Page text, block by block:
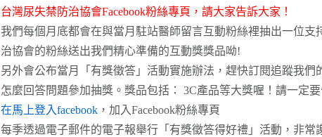
台灣尿失禁防治協會Facebook粉絲專頁，請大家告訴大家！
我們每個月底都會在與當月駐站醫師留言互動粉絲裡抽出一位支
治協會的粉絲送出我們精心準備的互動獎獎品呦!
另外會公布當月「有獎徵答」活動實施辦法，趕快訂閱追蹤我們
怎麼回答問題參加抽獎。獎品包括： 3C產品等大獎喔！請一定要
在馬上登入facebook ，加入Facebook粉絲專頁
每季透過電子郵件的電子報舉行「有獎徵答得好禮」活動，非常